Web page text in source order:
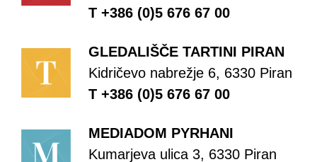
T +386 (0)5 676 67 00
GLEDALIŠČE TARTINI PIRAN
Kidričevo nabrežje 6, 6330 Piran
T +386 (0)5 676 67 00
MEDIADOM PYRHANI
Kumarjeva ulica 3, 6330 Piran